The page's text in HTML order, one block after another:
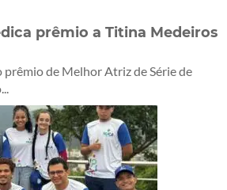
prêmio a Titina Medeiros
prêmio de Melhor Atriz de Série de